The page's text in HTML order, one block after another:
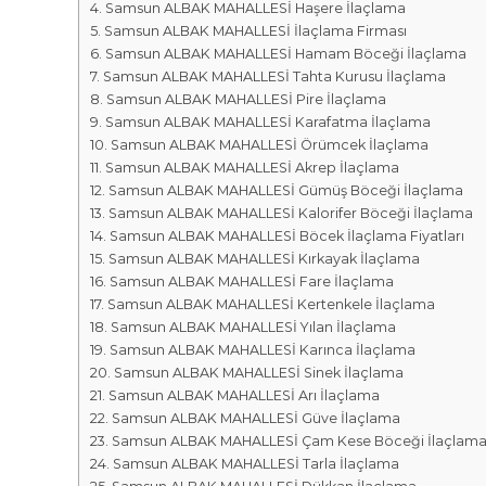
m
a
l
a
r
ı
k
a
s
ı
Samsun ALBAK MAHALLESİ Haşere İlaçlama
Samsun ALBAK MAHALLESİ İlaçlama Firması
Samsun ALBAK MAHALLESİ Hamam Böceği İlaçlama
Samsun ALBAK MAHALLESİ Tahta Kurusu İlaçlama
Samsun ALBAK MAHALLESİ Pire İlaçlama
Samsun ALBAK MAHALLESİ Karafatma İlaçlama
Samsun ALBAK MAHALLESİ Örümcek İlaçlama
Samsun ALBAK MAHALLESİ Akrep İlaçlama
Samsun ALBAK MAHALLESİ Gümüş Böceği İlaçlama
Samsun ALBAK MAHALLESİ Kalorifer Böceği İlaçlama
Samsun ALBAK MAHALLESİ Böcek İlaçlama Fiyatları
Samsun ALBAK MAHALLESİ Kırkayak İlaçlama
Samsun ALBAK MAHALLESİ Fare İlaçlama
Samsun ALBAK MAHALLESİ Kertenkele İlaçlama
Samsun ALBAK MAHALLESİ Yılan İlaçlama
Samsun ALBAK MAHALLESİ Karınca İlaçlama
Samsun ALBAK MAHALLESİ Sinek İlaçlama
Samsun ALBAK MAHALLESİ Arı İlaçlama
Samsun ALBAK MAHALLESİ Güve İlaçlama
Samsun ALBAK MAHALLESİ Çam Kese Böceği İlaçlama
Samsun ALBAK MAHALLESİ Tarla İlaçlama